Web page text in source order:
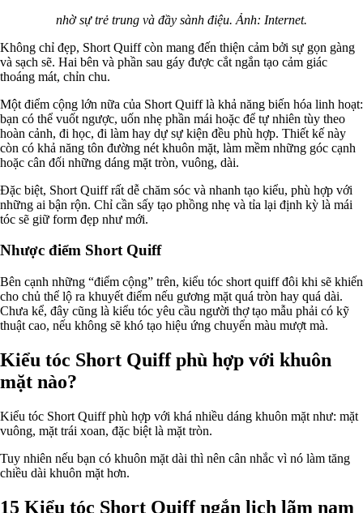
nhờ sự trẻ trung và đầy sành điệu. Ảnh: Internet.
Không chỉ đẹp, Short Quiff còn mang đến thiện cảm bởi sự gọn gàng
và sạch sẽ. Hai bên và phần sau gáy được cắt ngắn tạo cảm giác
thoáng mát, chỉn chu.
Một điểm cộng lớn nữa của Short Quiff là khả năng biến hóa linh hoạt:
bạn có thể vuốt ngược, uốn nhẹ phần mái hoặc để tự nhiên tùy theo
hoàn cảnh, đi học, đi làm hay dự sự kiện đều phù hợp. Thiết kế này
còn có khả năng tôn đường nét khuôn mặt, làm mềm những góc cạnh
hoặc cân đối những dáng mặt tròn, vuông, dài.
Đặc biệt, Short Quiff rất dễ chăm sóc và nhanh tạo kiểu, phù hợp với
những ai bận rộn. Chỉ cần sấy tạo phồng nhẹ và tỉa lại định kỳ là mái
tóc sẽ giữ form đẹp như mới.
Nhược điểm Short Quiff
Bên cạnh những “điểm cộng” trên, kiểu tóc short quiff đôi khi sẽ khiến
cho chủ thể lộ ra khuyết điểm nếu gương mặt quá tròn hay quá dài.
Chưa kể, đây cũng là kiểu tóc yêu cầu người thợ tạo mẫu phải có kỹ
thuật cao, nếu không sẽ khó tạo hiệu ứng chuyển màu mượt mà.
Kiểu tóc Short Quiff phù hợp với khuôn
mặt nào?
Kiểu tóc Short Quiff phù hợp với khá nhiều dáng khuôn mặt như: mặt
vuông, mặt trái xoan, đặc biệt là mặt tròn.
Tuy nhiên nếu bạn có khuôn mặt dài thì nên cân nhắc vì nó làm tăng
chiều dài khuôn mặt hơn.
15 Kiểu tóc Short Quiff ngắn lịch lãm nam